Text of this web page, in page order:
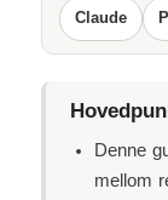
Claude
Denne
mellom